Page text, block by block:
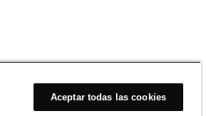
Aceptar todas las cookies